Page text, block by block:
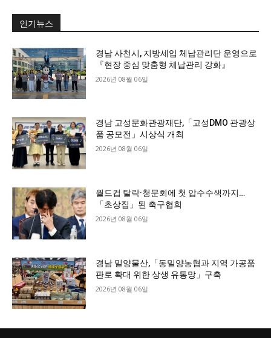
인기뉴스
경남 사천시, 지방세입 체납관리단 운영으로
『현장 중심 맞춤형 체납관리 강화』
2026년 08월 06일
경남 고성문화관광재단,「고성DMO 관광상
품 공모전」시상식 개최
2026년 08월 06일
월드컵 탈락·청문회에 첫 압수수색까지…
「초상집」된 축구협회
2026년 08월 06일
경남 밀양물산,「동밀양농협과 지역 가공품
판로 확대 위한 상생 유통망」구축
2026년 08월 06일